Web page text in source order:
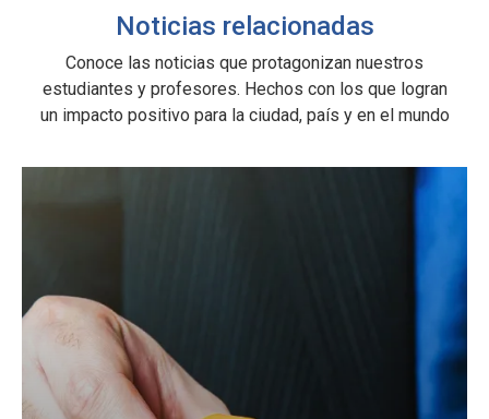
Noticias relacionadas
Conoce las noticias que protagonizan nuestros
estudiantes y profesores. Hechos con los que logran
un impacto positivo para la ciudad, país y en el mundo